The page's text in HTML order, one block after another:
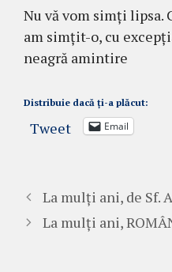
Nu vă vom simți lipsa.
am simțit-o, cu
neagră amintire
Distribuie dacă ți-a plăcut:
Tweet Email
La mulți ani, de Sf.
La mulți ani,